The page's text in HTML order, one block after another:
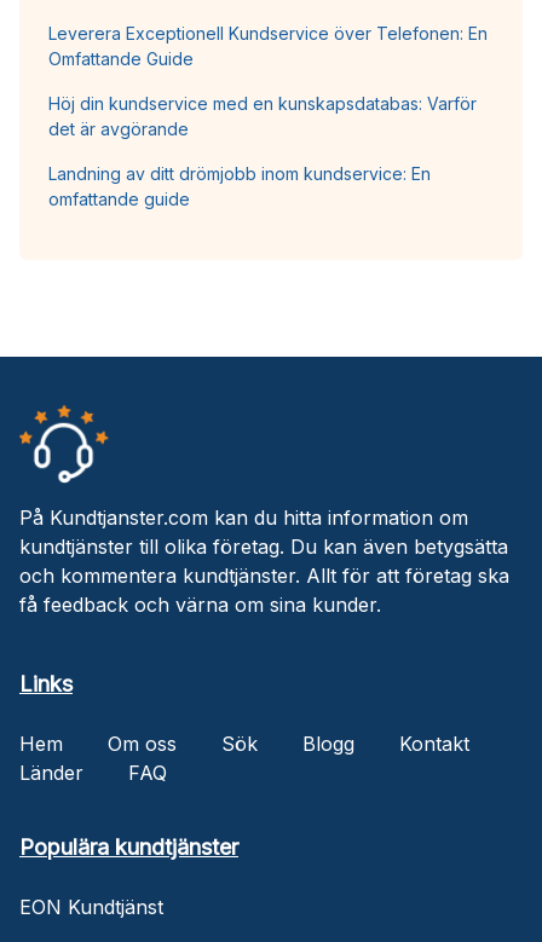
Leverera Exceptionell Kundservice över Telefonen: En
Omfattande Guide
Höj din kundservice med en kunskapsdatabas: Varför
det är avgörande
Landning av ditt drömjobb inom kundservice: En
omfattande guide
På Kundtjanster.com kan du hitta information om
kundtjänster till olika företag. Du kan även betygsätta
och kommentera kundtjänster. Allt för att företag ska
få feedback och värna om sina kunder.
Links
Hem Om oss Sök Blogg
Kontakt
Länder
FAQ
Populära kundtjänster
EON Kundtjänst